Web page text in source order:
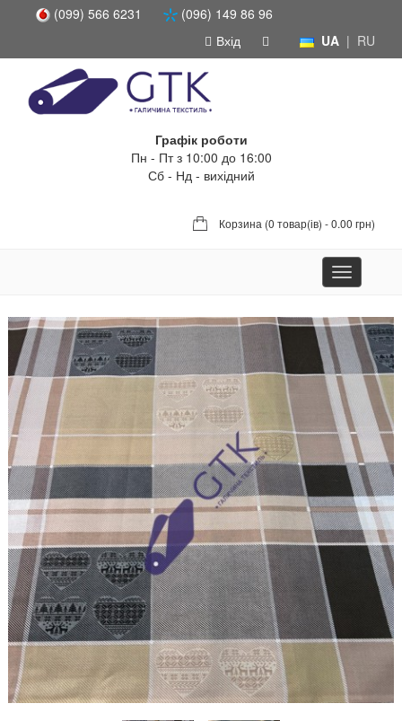
(099) 566 6231
(096) 149 86 96
UA | RU
Вхід
Графік роботи
Пн - Пт з 10:00 до 16:00
Сб - Нд - вихідний
Корзина (0 товар(ів) - 0.00 грн)
Toggle
navigation